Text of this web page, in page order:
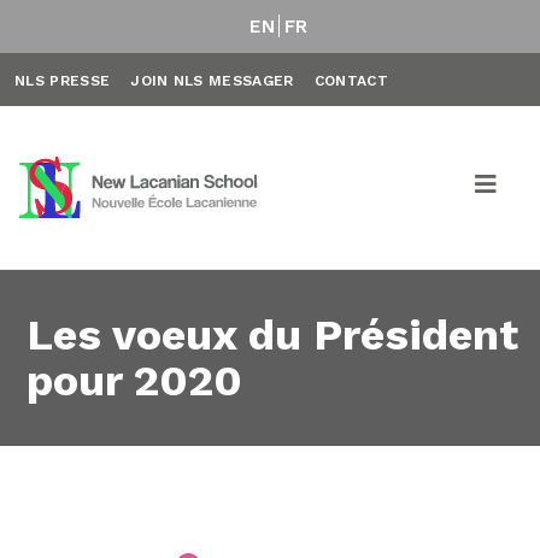
EN FR
NLS PRESSE JOIN NLS MESSAGER CONTACT
Les voeux du Président
pour 2020